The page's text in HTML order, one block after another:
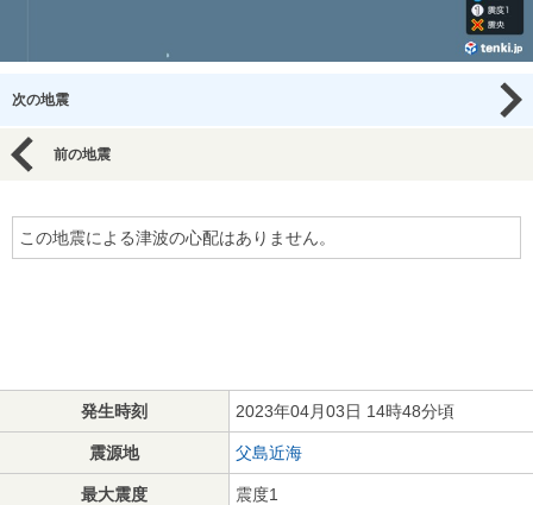
次の地震
前の地震
この地震による津波の心配はありません。
発生時刻 2023年04月03日 14時48分頃
震源地 父島近海
最大震度 震度1